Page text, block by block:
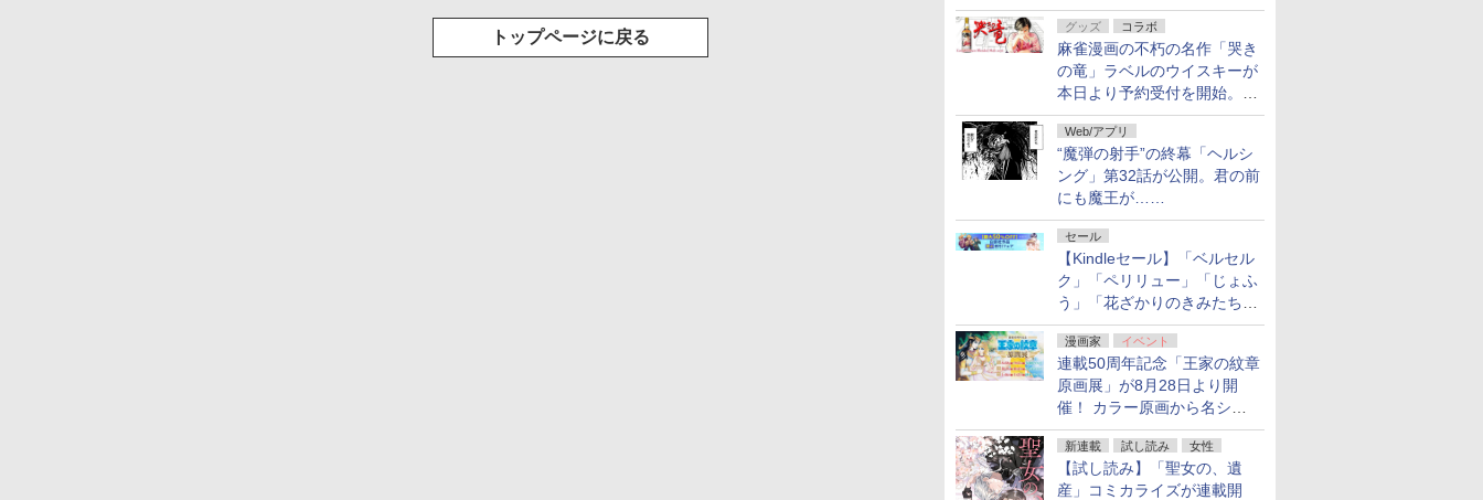
ルの電子書籍が最大65％オ
フ！「Kindle本サマーセー
ル」第2弾が開催中！
グッズ コラボ
麻雀漫画の不朽の名作「哭き
の竜」ラベルのウイスキーが
本日より予約受付を開始。8
月16日まで
Web/アプリ
“魔弾の射手”の終幕「ヘルシ
ング」第32話が公開。君の前
にも魔王が……
セール
【Kindleセール】「ベルセル
ク」「ペリリュー」「じょふ
う」「花ざかりのきみたち
へ」などが最大50％オフ！
「白泉社 夏の大割引セー
ル」が開催中！
漫画家 イベント
連載50周年記念「王家の紋章
原画展」が8月28日より開
催！ カラー原画から名シー
ンの原稿まで
新連載 試し読み 女性
【試し読み】「聖女の、遺
産」コミカライズが連載開
トップページに戻る